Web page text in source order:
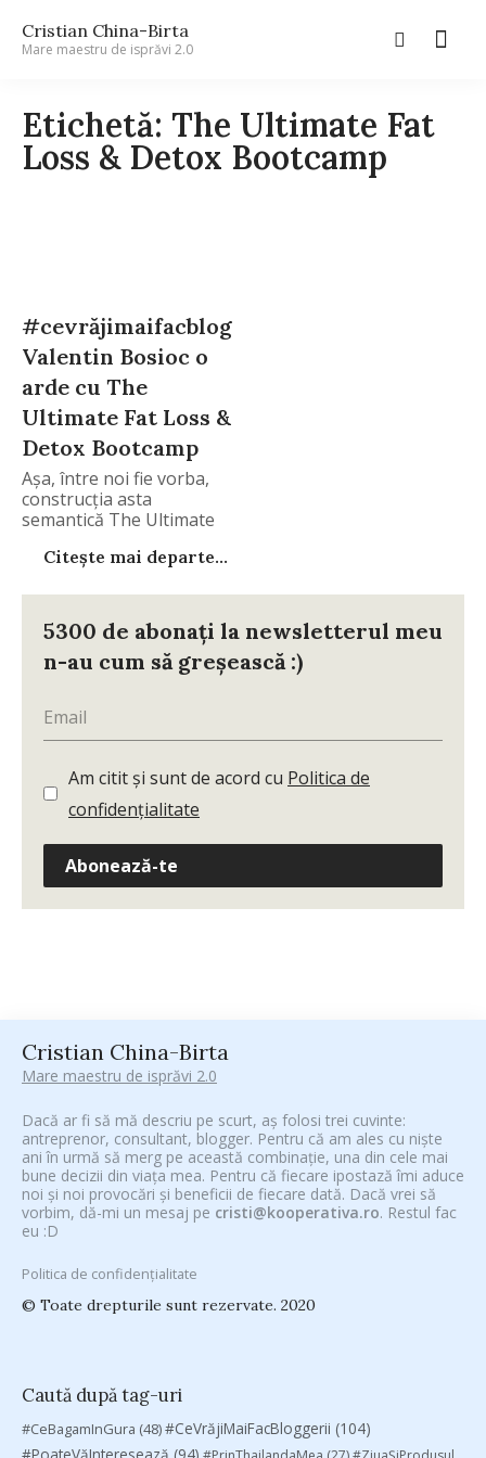
Cristian China-Birta
Mare maestru de isprăvi 2.0
Etichetă: The Ultimate Fat
Loss & Detox Bootcamp
#cevrăjimaifacbloggerii
Valentin Bosioc o
arde cu The
Ultimate Fat Loss &
Detox Bootcamp
Aşa, între noi fie vorba,
construcţia asta
semantică The Ultimate
Citește mai departe...
5300 de abonați la newsletterul meu
n-au cum să greșească :)
Am citit și sunt de acord cu Politica de
confidențialitate
Abonează-te
Cristian China-Birta
Mare maestru de isprăvi 2.0
Dacă ar fi să mă descriu pe scurt, aș folosi trei cuvinte:
antreprenor, consultant, blogger. Pentru că am ales cu niște
ani în urmă să merg pe această combinație, una din cele mai
bune decizii din viața mea. Pentru că fiecare ipostază îmi aduce
noi și noi provocări și beneficii de fiecare dată. Dacă vrei să
vorbim, dă-mi un mesaj pe cristi@kooperativa.ro. Restul fac
eu :D
Politica de confidențialitate
© Toate drepturile sunt rezervate. 2020
Caută după tag-uri
#CeBagamInGura (48)#CeVrăjiMaiFacBloggerii (104)